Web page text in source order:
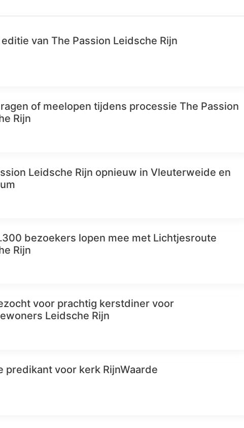
van The Passion Leidsche Rijn
of meelopen tijdens processie The Passion
Rijn
Leidsche Rijn opnieuw in Vleuterweide en
bezoekers lopen mee met Lichtjesroute
Rijn
voor prachtig kerstdiner voor
Leidsche Rijn
predikant voor kerk RijnWaarde